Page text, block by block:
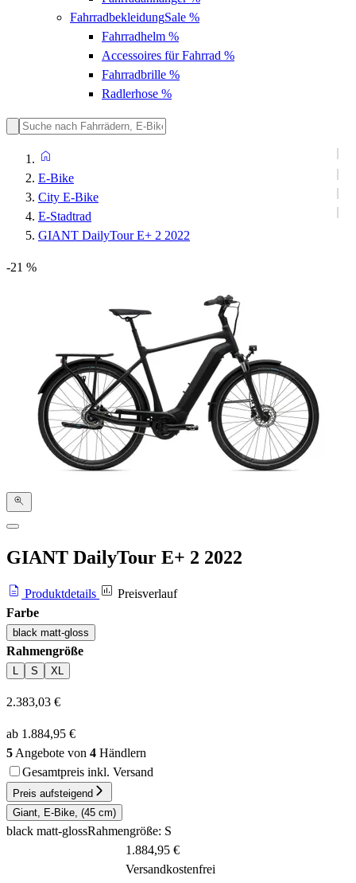
FahrradbekleidungSale %
Fahrradhelm %
Accessoires für Fahrrad %
Fahrradbrille %
Radlerhose %
E-Bike
City E-Bike
E-Stadtrad
GIANT DailyTour E+ 2 2022
-21 %
GIANT DailyTour E+ 2 2022
Produktdetails
Preisverlauf
Farbe
black matt-gloss
Rahmengröße
L S XL
2.383,03 €
ab 1.884,95 €
5 Angebote von 4 Händlern
Gesamtpreis inkl. Versand
Preis aufsteigend
Giant, E-Bike, (45 cm)
black matt-glossRahmengröße: S
1.884,95 €
Versandkostenfrei